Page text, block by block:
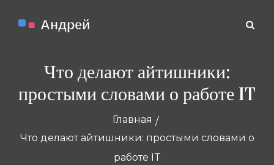
Что делают айтишники:
простыми словами о работе IT
Главная
Что делают айтишники: простыми словами о
работе IT